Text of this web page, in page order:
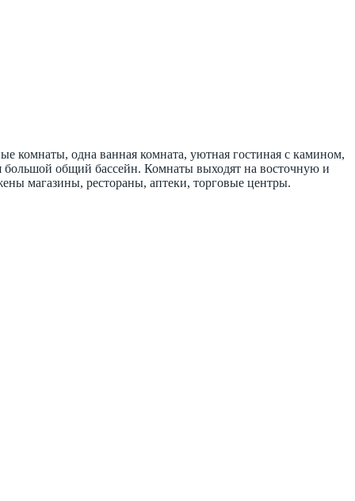
комнаты, одна ванная комната, уютная гостиная с камином,
большой общий бассейн. Комнаты выходят на восточную и
магазины, рестораны, аптеки, торговые центры.